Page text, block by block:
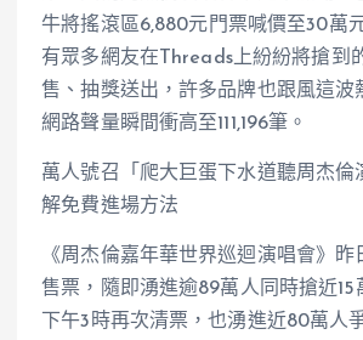
牛將搖滾區6,880元門票喊價至30萬
有眾多網友在Threads上紛紛將搶到
售、抽獎送出，許多品牌也跟風這波
網路聲量瞬間衝高至111,196筆。
萬人號召「爬大巨蛋下水道聽周杰倫
解免費進場方法
《周杰倫嘉年華世界巡迴演唱會》昨
售票，隨即湧進逾89萬人同時搶近15
下午3時再次清票，也湧進近80萬人